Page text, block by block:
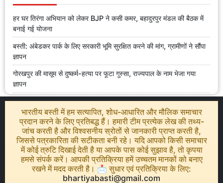
हर घर तिरंगा अभियान को लेकर BJP ने कसी कमर, बहादुरपुर मंडल की बैठक में
बनाई गई योजना
बस्ती: अंबेडकर पार्क के लिए सरकारी भूमि सुरक्षित करने की मांग, ग्रामीणों ने सौंपा
ज्ञापन
गोरखपुर की मासूम से दुष्कर्म-हत्या पर फूटा गुस्सा, राज्यपाल के नाम भेजा गया
ज्ञापन
भारतीय बस्ती में हम सत्यापित, शोध-आधारित और मौलिक समाचार
प्रदान करने के लिए प्रतिबद्ध हैं। हमारी टीम प्रत्येक लेख की तथ्य-
जांच करती है और विश्वसनीय स्रोतों से जानकारी प्राप्त करती है,
जिससे पत्रकारिता की सटीकता बनी रहे। यदि आपको किसी समाचार
में कोई त्रुटि दिखाई देती है या आपके पास कोई सुझाव है, तो कृपया
हमसे संपर्क करें। आपकी प्रतिक्रिया हमें उच्चतम मानकों को बनाए
रखने में मदद करती है। 📩 सुधार एवं प्रतिक्रिया के लिए:
bhartiyabasti@gmail.com